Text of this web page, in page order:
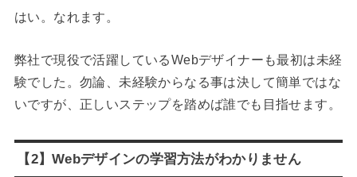
はい。なれます。
弊社で現役で活躍しているWebデザイナーも最初は未経
験でした。勿論、未経験からなる事は決して簡単ではな
いですが、正しいステップを踏めば誰でも目指せます。
【2】Webデザインの学習方法がわかりません